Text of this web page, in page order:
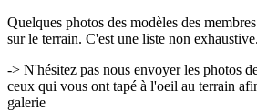
Quelques photos des modèles des
sur le terrain. C'est une liste non exhaustive.
-> N'hésitez pas nous envoyer les photos
ceux qui vous ont tapé à l'oeil au terrain
galerie